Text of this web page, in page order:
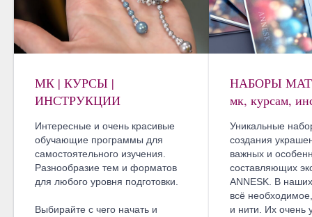
МК | КУРСЫ |
ИНСТРУКЦИИ
Интересные и очень красивые
обучающие программы для
самостоятельного изучения.
Разнообразие тем и форматов
для любого уровня подготовки.
Выбирайте с чего начать и
НАБОРЫ
мк, курсам,
Уникальные
создания
важных и
составляющих
ANNESK. В
всё
и нити. Их очень